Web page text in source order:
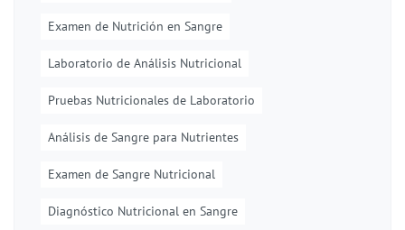
Examen de Nutrición en Sangre
Laboratorio de Análisis Nutricional
Pruebas Nutricionales de Laboratorio
Análisis de Sangre para Nutrientes
Examen de Sangre Nutricional
Diagnóstico Nutricional en Sangre